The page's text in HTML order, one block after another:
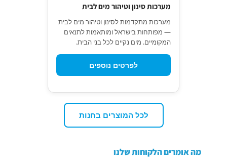
מערכות סינון וטיהור מים לבית
מערכות מתקדמות לסינון וטיהור מים לבית
— מפותחות בישראל ומותאמות לתנאים
המקומיים. מים נקיים לכל בני הבית.
לפרטים נוספים
לכל המוצרים בחנות
מה אומרים הלקוחות שלנו